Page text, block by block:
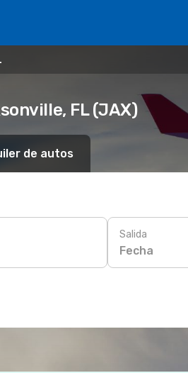
FL (JAX)
de autos
Salida
Fecha